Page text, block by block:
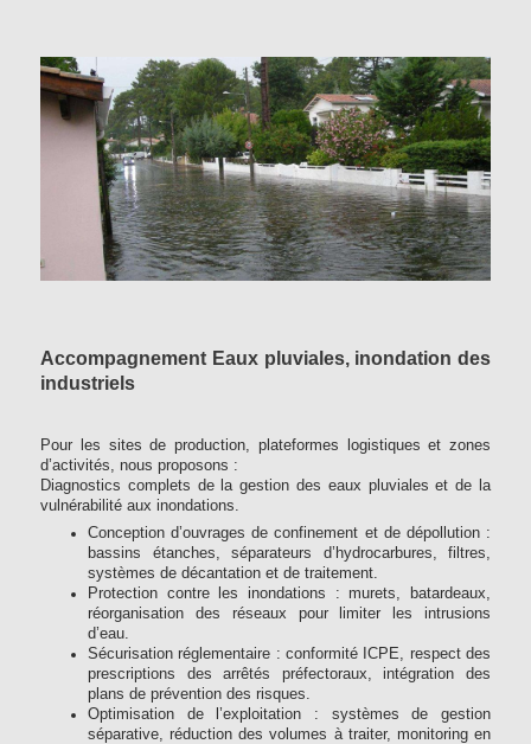
Accompagnement Eaux pluviales, inondation des
industriels
Pour les sites de production, plateformes logistiques et zones
d’activités, nous proposons :
Diagnostics complets de la gestion des eaux pluviales et de la
vulnérabilité aux inondations.
Conception d’ouvrages de confinement et de dépollution :
bassins étanches, séparateurs d’hydrocarbures, filtres,
systèmes de décantation et de traitement.
Protection contre les inondations : murets, batardeaux,
réorganisation des réseaux pour limiter les intrusions
d’eau.
Sécurisation réglementaire : conformité ICPE, respect des
prescriptions des arrêtés préfectoraux, intégration des
plans de prévention des risques.
Optimisation de l’exploitation : systèmes de gestion
séparative, réduction des volumes à traiter, monitoring en